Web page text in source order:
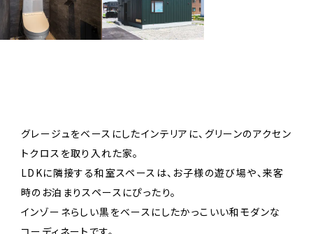
グレージュをベースにしたインテリアに、グリーンのアクセン
トクロスを取り入れた家。
LDKに隣接する和室スペースは、お子様の遊び場や、来客
時のお泊まりスペースにぴったり。
インゾーネらしい黒をベースにしたかっこいい和モダンな
コーディネートです。